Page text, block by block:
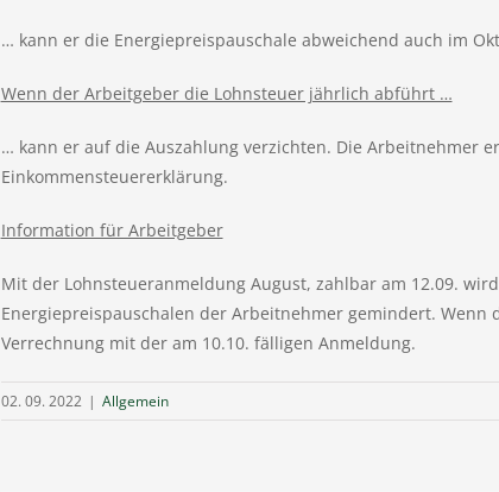
… kann er die Energiepreispauschale abweichend auch im
Wenn der Arbeitgeber die Lohnsteuer jährlich abführt …
… kann er auf die Auszahlung verzichten. Die Arbeitnehmer
Einkommensteuererklärung.
Information für Arbeitgeber
Mit der Lohnsteueranmeldung August, zahlbar am 12.09.
Energiepreispauschalen der Arbeitnehmer gemindert.
Verrechnung mit der am 10.10. fälligen Anmeldung.
02. 09. 2022 | Allgemein